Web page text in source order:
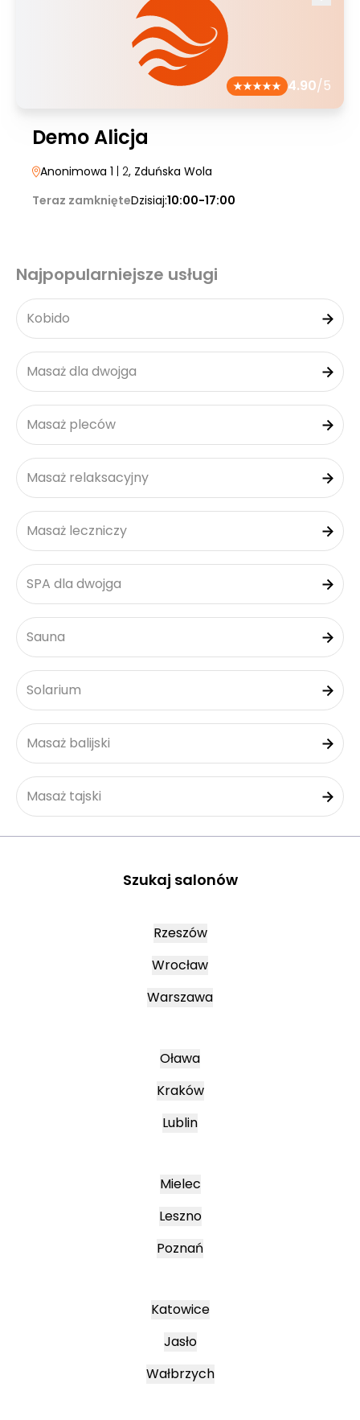
4.90/5
Demo Alicja
Anonimowa 1 | 2, Zduńska Wola
Teraz zamknięteDzisiaj:10:00-17:00
Najpopularniejsze usługi
Kobido
Masaż dla dwojga
Masaż pleców
Masaż relaksacyjny
Masaż leczniczy
SPA dla dwojga
Sauna
Solarium
Masaż balijski
Masaż tajski
Szukaj salonów
Rzeszów
Wrocław
Warszawa
Oława
Kraków
Lublin
Mielec
Leszno
Poznań
Katowice
Jasło
Wałbrzych